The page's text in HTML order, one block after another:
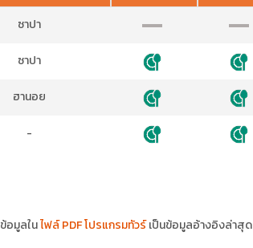
ซาปา
ซาปา
ฮานอย
-
อมูลในไฟล์ PDF โปรแกรมทัวร์เป็นข้อมูลอ้างอิงล่าสุด